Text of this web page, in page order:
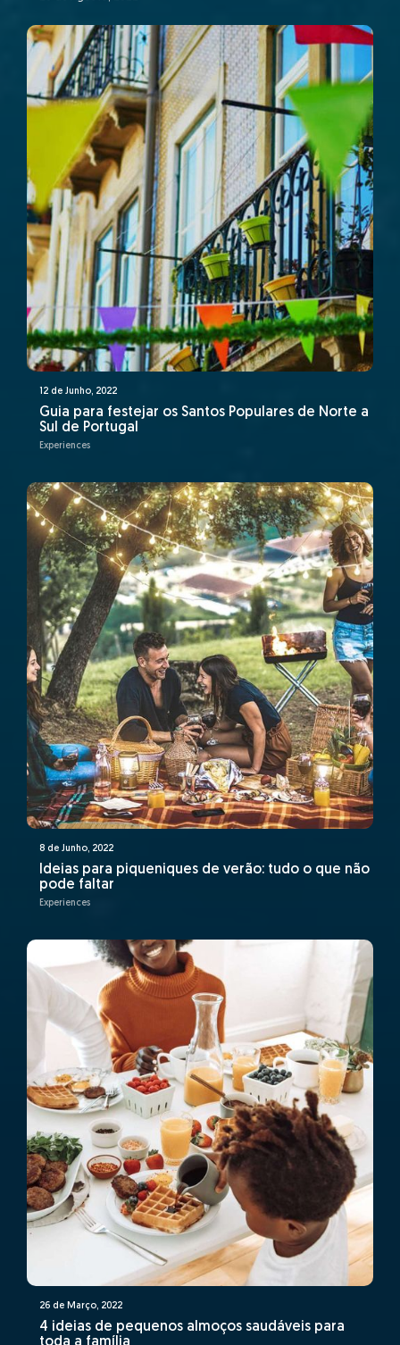
12 de Junho, 2022
Guia para festejar os Santos Populares de Norte a
Sul de Portugal
Experiences
8 de Junho, 2022
Ideias para piqueniques de verão: tudo o que não
pode faltar
Experiences
26 de Março, 2022
4 ideias de pequenos almoços saudáveis para